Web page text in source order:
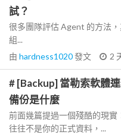
試？
很多團隊評估 Agent 的方法
組...
由 hardness1020發文 2
# [Backup] 當勒索軟體
備份是什麼
前面幾篇提過一個殘酷的現
往往不是你的正式資料，...